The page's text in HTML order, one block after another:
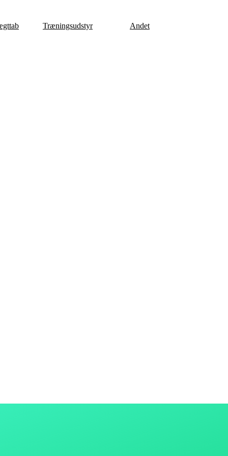
Træningsudstyr Andet